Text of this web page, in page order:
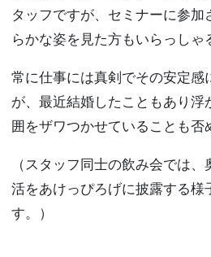
タッフですが、セミナーに参
らかな姿を見た方もいらっしゃ
常に仕事には真剣でその安定感
が、最近結婚したこともあり浮
囲をザワつかせていることも否
（スタッフ同士の飲み会では
活をあけっぴろげに披露する様
す。）